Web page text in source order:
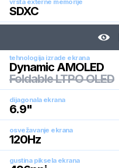
vrsta externe memorije
SDXC
tehnologija izrade ekrana
Dynamic AMOLED
Foldable LTPO OLED
dijagonala ekrana
6.9"
osvežavanje ekrana
120Hz
gustina piksela ekrana